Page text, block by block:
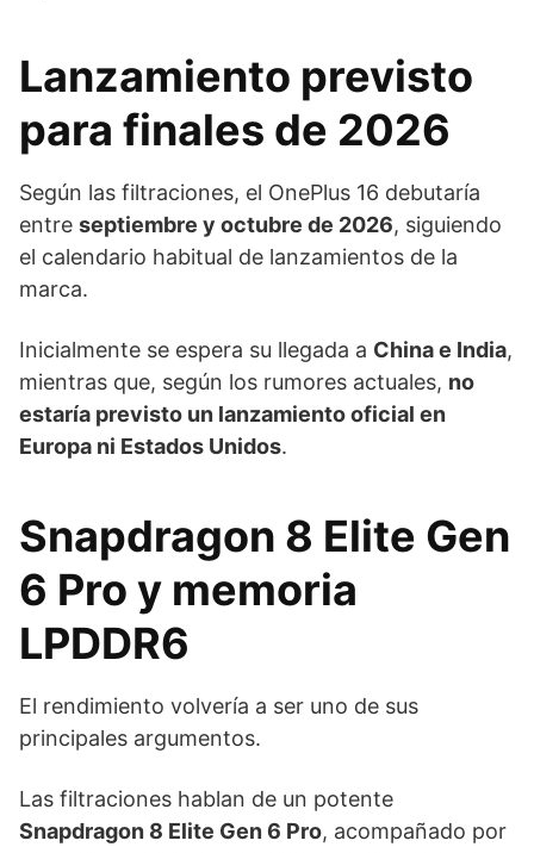
Lanzamiento previsto
para finales de 2026
Según las filtraciones, el OnePlus 16 debutaría
entre septiembre y octubre de 2026, siguiendo
el calendario habitual de lanzamientos de la
marca.
Inicialmente se espera su llegada a China e India,
mientras que, según los rumores actuales, no
estaría previsto un lanzamiento oficial en
Europa ni Estados Unidos.
Snapdragon 8 Elite Gen
6 Pro y memoria
LPDDR6
El rendimiento volvería a ser uno de sus
principales argumentos.
Las filtraciones hablan de un potente
Snapdragon 8 Elite Gen 6 Pro, acompañado por